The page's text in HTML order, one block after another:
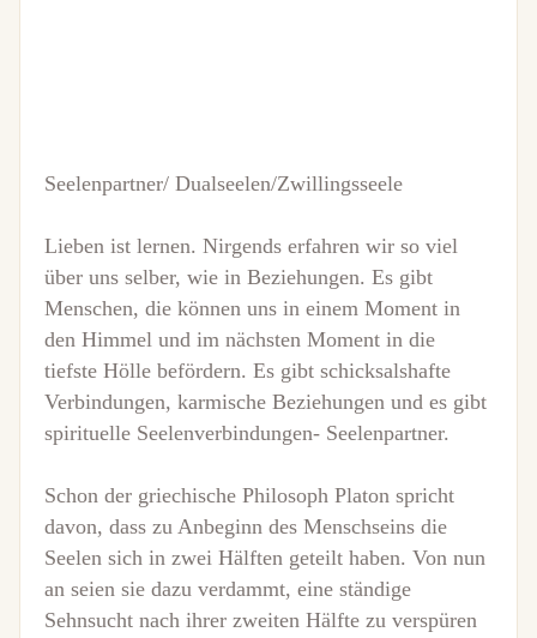
Seelenpartner/ Dualseelen/Zwillingsseele
Lieben ist lernen. Nirgends erfahren wir so viel
über uns selber, wie in Beziehungen. Es gibt
Menschen, die können uns in einem Moment in
den Himmel und im nächsten Moment in die
tiefste Hölle befördern. Es gibt schicksalshafte
Verbindungen, karmische Beziehungen und es gibt
spirituelle Seelenverbindungen- Seelenpartner.
Schon der griechische Philosoph Platon spricht
davon, dass zu Anbeginn des Menschseins die
Seelen sich in zwei Hälften geteilt haben. Von nun
an seien sie dazu verdammt, eine ständige
Sehnsucht nach ihrer zweiten Hälfte zu verspüren